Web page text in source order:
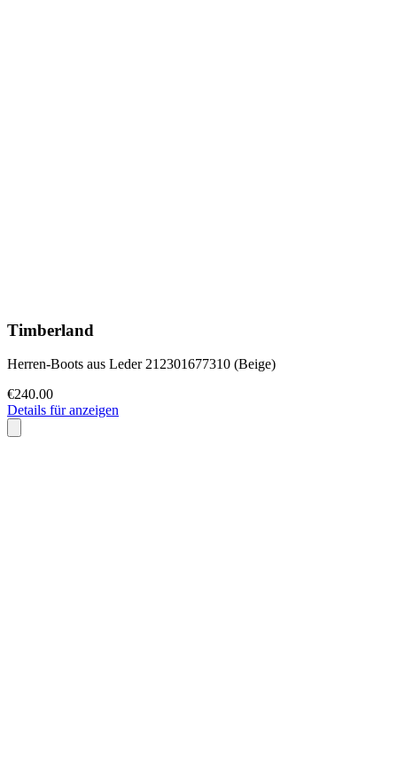
Timberland
Herren-Boots aus Leder 212301677310 (Beige)
€240.00
Details für anzeigen